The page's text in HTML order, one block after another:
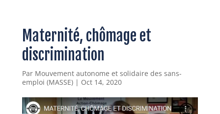
Maternité, chômage et
discrimination
Par Mouvement autonome et solidaire des sans-
emploi (MASSE)| Oct 14, 2020